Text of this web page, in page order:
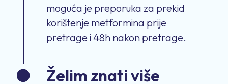
moguća je preporuka za prekid
korištenje metformina prije
pretrage i 48h nakon pretrage.
Želim znati više